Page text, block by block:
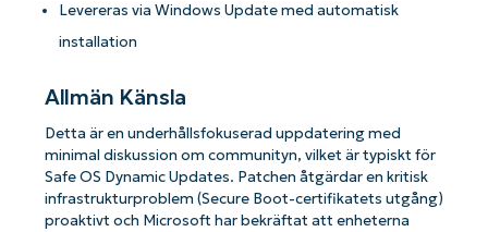
Levereras via Windows Update med automatisk
installation
Allmän Känsla
Detta är en underhållsfokuserad uppdatering med
minimal diskussion om communityn, vilket är typiskt för
Safe OS Dynamic Updates. Patchen åtgärdar en kritisk
infrastrukturproblem (Secure Boot-certifikatets utgång)
proaktivt och Microsoft har bekräftat att enheterna